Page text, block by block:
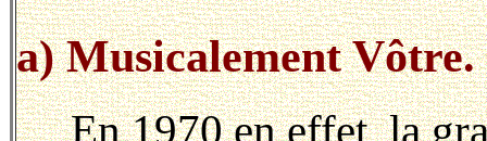
a) Musicalement Vôtre.
En 1970 en effet, la